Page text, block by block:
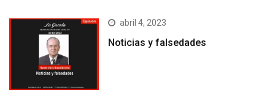
abril 4, 2023
Noticias y falsedades